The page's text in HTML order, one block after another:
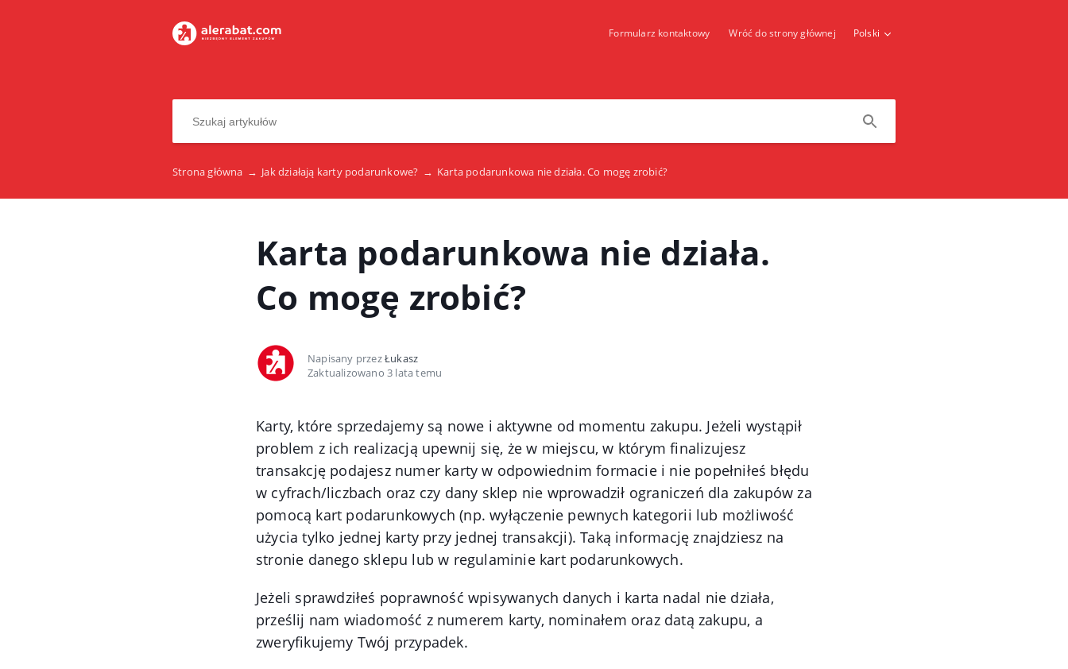
Formularz kontaktowy Wróć do strony głównej Polski
Strona główna → Jak działają karty podarunkowe? → Karta podarunkowa nie działa. Co mogę zrobić?
Karta podarunkowa nie działa.
Co mogę zrobić?
Napisany przezŁukasz
Zaktualizowano 3 lata temu
Karty, które sprzedajemy są nowe i aktywne od momentu zakupu. Jeżeli wystąpił
problem z ich realizacją upewnij się, że w miejscu, w którym finalizujesz
transakcję podajesz numer karty w odpowiednim formacie i nie popełniłeś błędu
w cyfrach/liczbach oraz czy dany sklep nie wprowadził ograniczeń dla zakupów za
pomocą kart podarunkowych (np. wyłączenie pewnych kategorii lub możliwość
użycia tylko jednej karty przy jednej transakcji). Taką informację znajdziesz na
stronie danego sklepu lub w regulaminie kart podarunkowych.
Jeżeli sprawdziłeś poprawność wpisywanych danych i karta nadal nie działa,
prześlij nam wiadomość z numerem karty, nominałem oraz datą zakupu, a
zweryfikujemy Twój przypadek.